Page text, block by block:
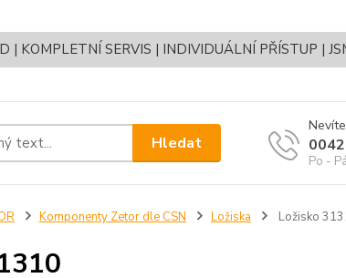
| KOMPLETNÍ SERVIS | INDIVIDUÁLNÍ PŘÍSTUP |
Hledat
Po -
Komponenty Zetor dle CSN Ložiska Ložisko